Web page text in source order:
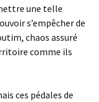
une telle
s’empêcher de
chaos assuré
comme ils
ces pédales de